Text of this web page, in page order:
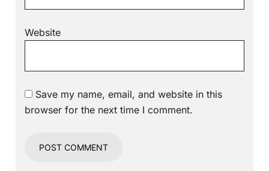
Website
Save my name, email, and website in this
browser for the next time I comment.